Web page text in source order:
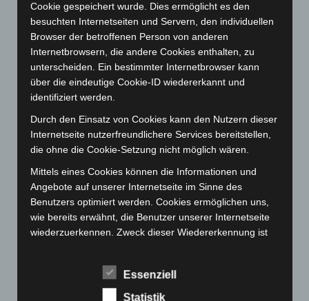
Mai 2023 (139)
April 2023 (155)
März 2023(174)
Februar 2023
(154)
Januar 2023 (140)
Dezember 2022(130)
November 2022(167)
September 2022(205)
August 2022(166)
Juli 2022(133)
Cookie gespeichert wurde. Dies ermöglicht es den
besuchten Internetseiten und Servern, den individuellen
Browser der betroffenen Person von anderen
Internetbrowsern, die andere Cookies enthalten, zu
unterscheiden. Ein bestimmter Internetbrowser kann
über die eindeutige Cookie-ID wiedererkannt und
identifiziert werden.
Durch den Einsatz von Cookies kann den Nutzern dieser
Internetseite nutzerfreundlichere Services bereitstellen,
die ohne die Cookie-Setzung nicht möglich wären.
Mittels eines Cookies können die Informationen und
Angebote auf unserer Internetseite im Sinne des
Benutzers optimiert werden. Cookies ermöglichen uns,
wie bereits erwähnt, die Benutzer unserer Internetseite
wiederzuerkennen. Zweck dieser Wiedererkennung ist
Cookies verwendet, muss beispielsweise nicht bei jedem
Besuch der Internetseite erneut seine Zugangsdaten
Essenziell
Statistik